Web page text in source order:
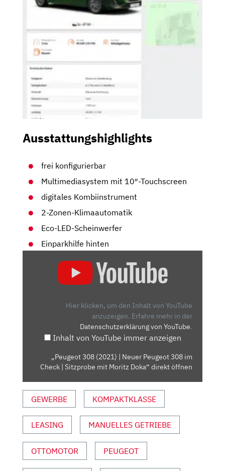
Ausstattungshighlights
frei konfigurierbar
Multimediasystem mit 10″-Touchscreen
digitales Kombiinstrument
2-Zonen-Klimaautomatik
Eco-LED-Scheinwerfer
Einparkhilfe hinten
MIT
MORITZ
VON
YOUTUBE
ANZEIGEN
Hier klicken, um den Inhalt von YouTube
anzuzeigen. Erfahre mehr in der
Datenschutzerklärung von YouTube.
Inhalt von YouTube immer anzeigen
„Peugeot 308 (2021) | Neuer Peugeot 308 im
Check | Sitzprobe mit Moritz Doka“ direkt öffnen
GEWERBE KOMPAKTKLASSE
LEASING MANUELLES GETRIEBE
OTTOMOTOR PEUGEOT